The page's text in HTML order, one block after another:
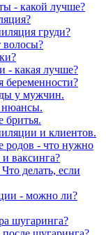
- какой лучше?
груди?
волосы?
- какая лучше?
беременности?
у мужчин.
нюансы.
бритья.
и клиентов.
родов - что нужно
ваксинга?
делать, если
- можно ли?
шугаринга?